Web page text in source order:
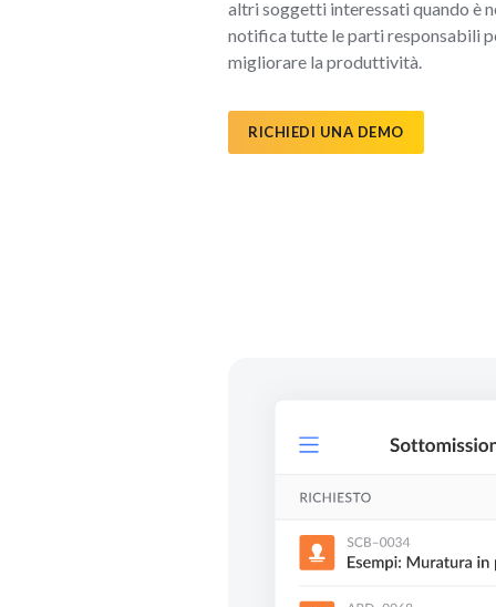
altri soggetti interessati quando è
notifica tutte le parti responsabili
migliorare la produttività.
RICHIEDI UNA DEMO